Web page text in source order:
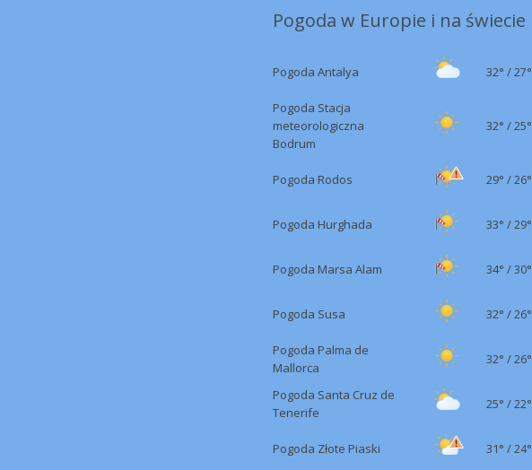
Pogoda w Europie i na świecie
Pogoda Antalya 32° /27°
Pogoda Stacja
meteorologiczna
Bodrum
32° /25°
Pogoda Rodos 29° /26°
Pogoda Hurghada 33° /29°
Pogoda Marsa Alam 34° /30°
Pogoda Susa 32° /26°
Pogoda Palma de
Mallorca
32° /26°
Pogoda Santa Cruz de
Tenerife
25° /22°
Pogoda Złote Piaski 31° /24°